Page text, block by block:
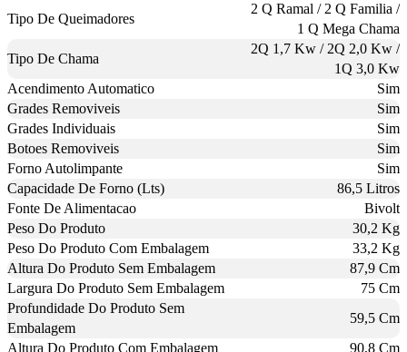
Tipo De Queimadores
2 Q Ramal / 2 Q Familia /
1 Q Mega Chama
Tipo De Chama
2Q 1,7 Kw / 2Q 2,0 Kw /
1Q 3,0 Kw
Acendimento Automatico
Sim
Grades Removiveis
Sim
Grades Individuais
Sim
Botoes Removiveis
Sim
Forno Autolimpante
Sim
Capacidade De Forno (Lts)
86,5 Litros
Fonte De Alimentacao
Bivolt
Peso Do Produto
30,2 Kg
Peso Do Produto Com Embalagem
33,2 Kg
Altura Do Produto Sem Embalagem
87,9 Cm
Largura Do Produto Sem Embalagem
75 Cm
Profundidade Do Produto Sem
Embalagem
59,5 Cm
Altura Do Produto Com Embalagem
90,8 Cm